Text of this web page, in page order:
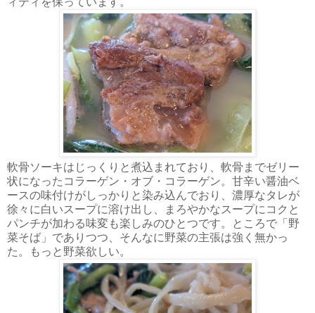
軟骨ソーキはじっくりと煮込まれており、軟骨までゼリー
状になったコラーゲン・オブ・コラーゲン。甘辛い醤油ベ
ースの味付けがしっかりと染み込んでおり、濃厚なタレが
徐々に白いスープに溶け出し、まろやかなスープにコクと
パンチが加わる味変も楽しみのひとつです。ところで「野
菜そば」でありつつ、そんなに野菜の主張は強く無かっ
た。もっと野菜欲しい。